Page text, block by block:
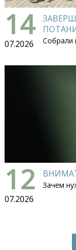
14
07.2026 Собрали
12
07.2026
Зачем